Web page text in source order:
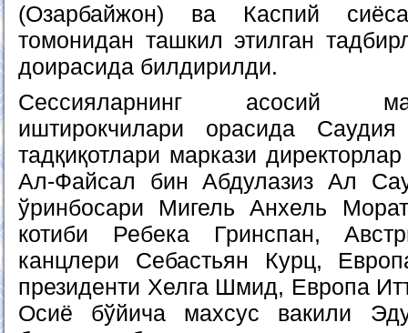
(Озарбайжон) ва Каспий
томонидан ташкил этилган
доирасида билдирилди.
Сессияларнинг асосий
иштирокчилари орасида
тадқиқотлари маркази
Ал-Файсал бин Абдулазиз Ал
ўринбосари Мигель Анхель
котиби Ребека Гринспан,
канцлери Себастьян Курц,
президенти Хелга Шмид, Европа
Осиё бўйича махсус вакили